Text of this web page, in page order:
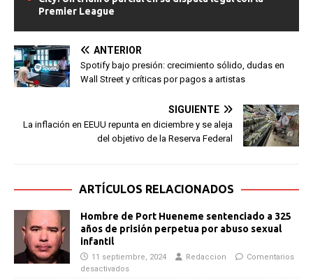
Premier League
ANTERIOR
Spotify bajo presión: crecimiento sólido, dudas en
Wall Street y críticas por pagos a artistas
SIGUIENTE
La inflación en EEUU repunta en diciembre y se aleja
del objetivo de la Reserva Federal
ARTÍCULOS RELACIONADOS
Hombre de Port Hueneme sentenciado a 325
años de prisión perpetua por abuso sexual
infantil
11 septiembre, 2024 Redaccion
Comentarios
desactivados